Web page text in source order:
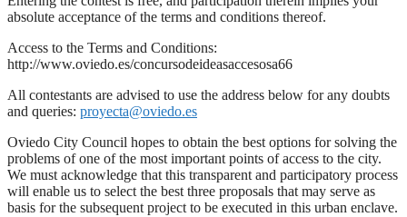
absolute acceptance of the terms and conditions thereof.
Access to the Terms and Conditions:
http://www.oviedo.es/concursodeideasaccesosa66
All contestants are advised to use the address below for any doubts
and queries: proyecta@oviedo.es
Oviedo City Council hopes to obtain the best options for solving the
problems of one of the most important points of access to the city.
We must acknowledge that this transparent and participatory process
will enable us to select the best three proposals that may serve as
basis for the subsequent project to be executed in this urban enclave.